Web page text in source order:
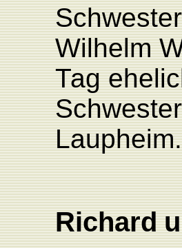
Schwester
Wilhelm
Tag
Laupheim.
Richard